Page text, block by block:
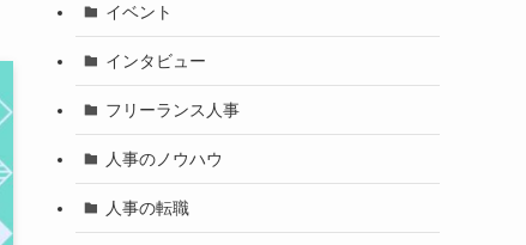
イベント
インタビュー
フリーランス人事
人事のノウハウ
人事の転職